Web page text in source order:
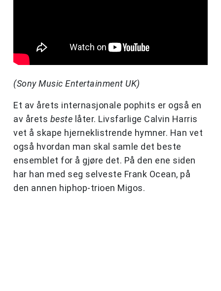
(Sony Music Entertainment UK)
Et av årets internasjonale pophits er også en
av årets beste låter. Livsfarlige Calvin Harris
vet å skape hjerneklistrende hymner. Han vet
også hvordan man skal samle det beste
ensemblet for å gjøre det. På den ene siden
har han med seg selveste Frank Ocean, på
den annen hiphop-trioen Migos.